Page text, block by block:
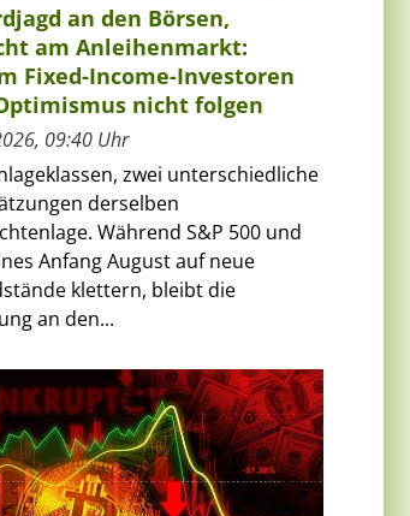
an den Börsen,
am Anleihenmarkt:
Fixed-Income-Investoren
nicht folgen
09:40 Uhr
zwei unterschiedliche
derselben
Während S&P 500 und
Anfang August auf neue
klettern, bleibt die
an den...